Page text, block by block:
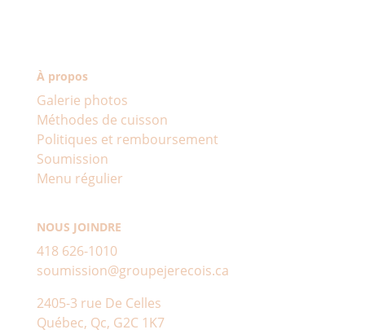
À propos
Galerie photos
Méthodes de cuisson
Politiques et remboursement
Soumission
Menu régulier
NOUS JOINDRE
418 626-1010
soumission@groupejerecois.ca
2405-3 rue De Celles
Québec, Qc, G2C 1K7